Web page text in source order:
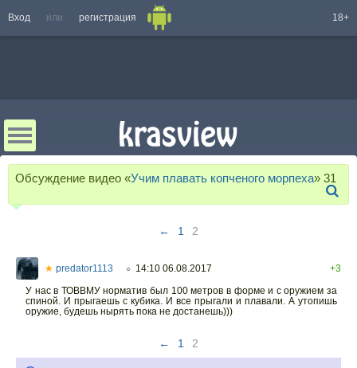
Вход или регистрация 18+
Обсуждение видео «Учим плавать копченого морпеха» 31
← 1 2
★ predator1113 ○ 14:10 06.08.2017
+3
У нас в ТОВВМУ норматив был 100 метров в форме и с оружием за
спиной. И прыгаешь с кубика. И все прыгали и плавали. А утопишь
оружие, будешь нырять пока не достанешь)))
← 1 2